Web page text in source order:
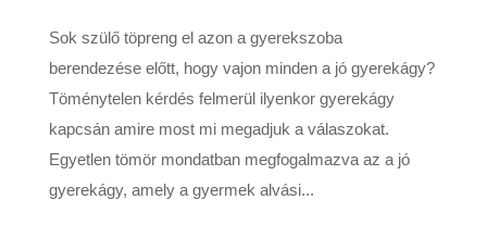
Sok szülő töpreng el azon a gyerekszoba
berendezése előtt, hogy vajon minden a jó gyerekágy?
Töménytelen kérdés felmerül ilyenkor gyerekágy
kapcsán amire most mi megadjuk a válaszokat.
Egyetlen tömör mondatban megfogalmazva az a jó
gyerekágy, amely a gyermek alvási...